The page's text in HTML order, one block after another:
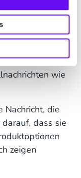
API
dazu
können Sie
wie
Nachricht, die
dass sie
zeigen